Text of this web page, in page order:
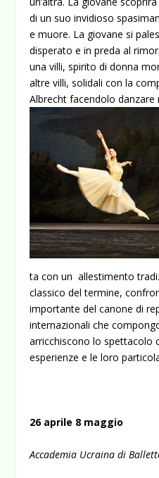
di un suo invidioso
e muore. La giovane si
disperato e in preda al
una villi, spirito di donna
altre villi, solidali con la
Albrecht facendolo
ta con un allestimento
classico del termine,
importante del canone di
internazionali che
arricchiscono lo spettacolo
esperienze e le loro
26 aprile 8 maggio
Accademia Ucraina di